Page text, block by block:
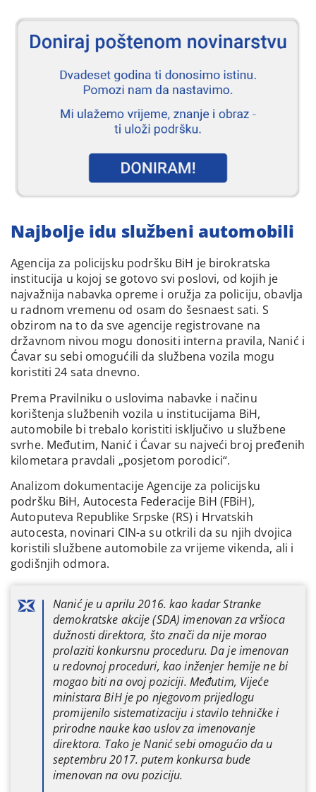
Najbolje idu službeni automobili
Agencija za policijsku podršku BiH je birokratska
institucija u kojoj se gotovo svi poslovi, od kojih je
najvažnija nabavka opreme i oružja za policiju, obavlja
u radnom vremenu od osam do šesnaest sati. S
obzirom na to da sve agencije registrovane na
državnom nivou mogu donositi interna pravila, Nanić i
Ćavar su sebi omogućili da službena vozila mogu
koristiti 24 sata dnevno.
Prema Pravilniku o uslovima nabavke i načinu
korištenja službenih vozila u institucijama BiH,
automobile bi trebalo koristiti isključivo u službene
svrhe. Međutim, Nanić i Ćavar su najveći broj pređenih
kilometara pravdali „posjetom porodici“.
Analizom dokumentacije Agencije za policijsku
podršku BiH, Autocesta Federacije BiH (FBiH),
Autoputeva Republike Srpske (RS) i Hrvatskih
autocesta, novinari CIN-a su otkrili da su njih dvojica
koristili službene automobile za vrijeme vikenda, ali i
godišnjih odmora.
Nanić je u aprilu 2016. kao kadar Stranke
demokratske akcije (SDA) imenovan za vršioca
dužnosti direktora, što znači da nije morao
prolaziti konkursnu proceduru. Da je imenovan
u redovnoj proceduri, kao inženjer hemije ne bi
mogao biti na ovoj poziciji. Međutim, Vijeće
ministara BiH je po njegovom prijedlogu
promijenilo sistematizaciju i stavilo tehničke i
prirodne nauke kao uslov za imenovanje
direktora. Tako je Nanić sebi omogućio da u
septembru 2017. putem konkursa bude
imenovan na ovu poziciju.